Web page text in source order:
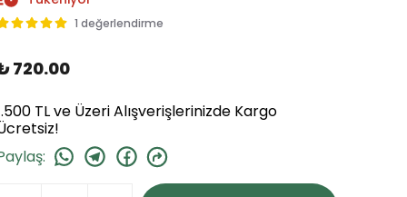
1 değerlendirme
720.00
TL ve Üzeri Alışverişlerinizde Kargo
: